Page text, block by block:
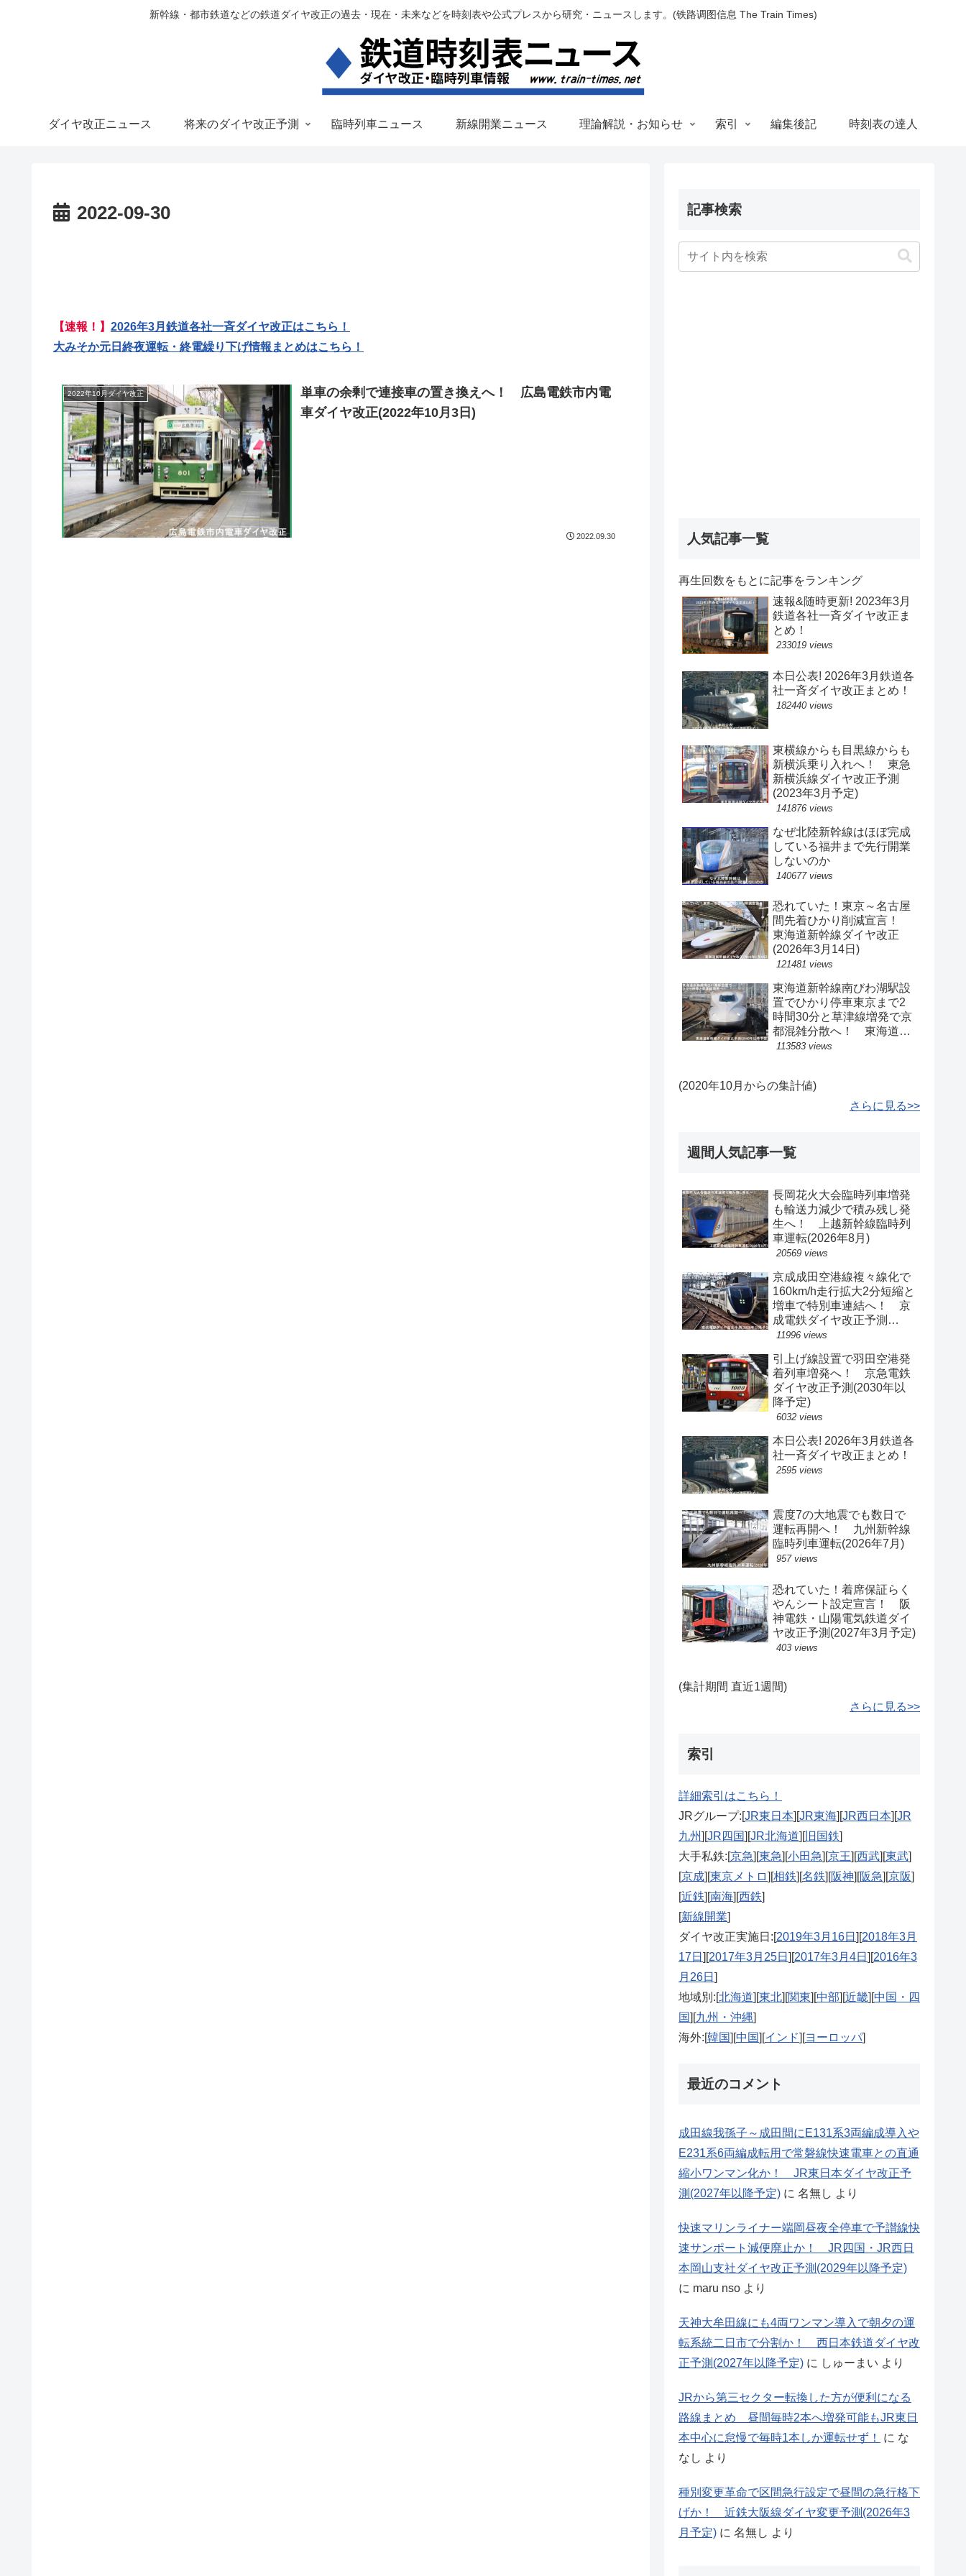
新幹線・都市鉄道などの鉄道ダイヤ改正の過去・現在・未来などを時刻表や公式プレスから研究・ニュースします。(铁路调图信息 The Train Times)
ダイヤ改正ニュース 将来のダイヤ改正予測 臨時列車ニュース 新線開業ニュース 理論解説・お知らせ 索引 編集後記 時刻表の達人
2022-09-30
【速報！】 2026年3月鉄道各社一斉ダイヤ改正はこちら！
大みそか元日終夜運転・終電繰り下げ情報まとめはこちら！
2022年10月ダイヤ改正
単車の余剰で連接車の置き換えへ！ 広島電鉄市内電
車ダイヤ改正(2022年10月3日)
2022.09.30
記事検索
人気記事一覧
再生回数をもとに記事をランキング
速報&随時更新! 2023年3月
鉄道各社一斉ダイヤ改正ま
とめ！
233019 views
本日公表! 2026年3月鉄道各
社一斉ダイヤ改正まとめ！
182440 views
東横線からも目黒線からも
新横浜乗り入れへ！ 東急
新横浜線ダイヤ改正予測
(2023年3月予定)
141876 views
なぜ北陸新幹線はほぼ完成
している福井まで先行開業
しないのか
140677 views
恐れていた！東京～名古屋
間先着ひかり削減宣言！
東海道新幹線ダイヤ改正
(2026年3月14日)
121481 views
東海道新幹線南びわ湖駅設
置でひかり停車東京まで2
時間30分と草津線増発で京
都混雑分散へ！ 東海道新
幹線ダイヤ改正予測(2040
113583 views
(2020年10月からの集計値)
さらに見る>>
週間人気記事一覧
長岡花火大会臨時列車増発
も輸送力減少で積み残し発
生へ！ 上越新幹線臨時列
車運転(2026年8月)
20569 views
京成成田空港線複々線化で
160km/h走行拡大2分短縮と
増車で特別車連結へ！ 京
成電鉄ダイヤ改正予測
(2029年以降予定)
11996 views
引上げ線設置で羽田空港発
着列車増発へ！ 京急電鉄
ダイヤ改正予測(2030年以
降予定)
6032 views
本日公表! 2026年3月鉄道各
社一斉ダイヤ改正まとめ！
2595 views
震度7の大地震でも数日で
運転再開へ！ 九州新幹線
臨時列車運転(2026年7月)
957 views
恐れていた！着席保証らく
やんシート設定宣言！ 阪
神電鉄・山陽電気鉄道ダイ
ヤ改正予測(2027年3月予定)
403 views
(集計期間 直近1週間)
さらに見る>>
索引
詳細索引はこちら！
JRグループ:[JR東日本][JR東海][JR西日本][JR
九州][JR四国][JR北海道][旧国鉄]
大手私鉄:[京急][東急][小田急][京王][西武][東武]
[京成][東京メトロ][相鉄][名鉄][阪神][阪急][京阪]
[近鉄][南海][西鉄]
[新線開業]
ダイヤ改正実施日:[2019年3月16日 ][2018年3月
17日 ][2017年3月25日 ][2017年3月4日 ][2016年3
月26日 ]
地域別:[北海道][東北][関東][中部][近畿][中国・四
国][九州・沖縄]
海外:[韓国][中国][インド][ヨーロッパ]
最近のコメント
成田線我孫子～成田間にE131系3両編成導入や
E231系6両編成転用で常磐線快速電車との直通
縮小ワンマン化か！ JR東日本ダイヤ改正予
測(2027年以降予定) に 名無し より
快速マリンライナー端岡昼夜全停車で予讃線快
速サンポート減便廃止か！ JR四国・JR西日
本岡山支社ダイヤ改正予測(2029年以降予定)
に maru nso より
天神大牟田線にも4両ワンマン導入で朝夕の運
転系統二日市で分割か！ 西日本鉄道ダイヤ改
正予測(2027年以降予定) に しゅーまい より
JRから第三セクター転換した方が便利になる
路線まとめ 昼間毎時2本へ増発可能もJR東日
本中心に怠慢で毎時1本しか運転せず！
に な
なし より
種別変更革命で区間急行設定で昼間の急行格下
げか！ 近鉄大阪線ダイヤ変更予測(2026年3
月予定) に 名無し より